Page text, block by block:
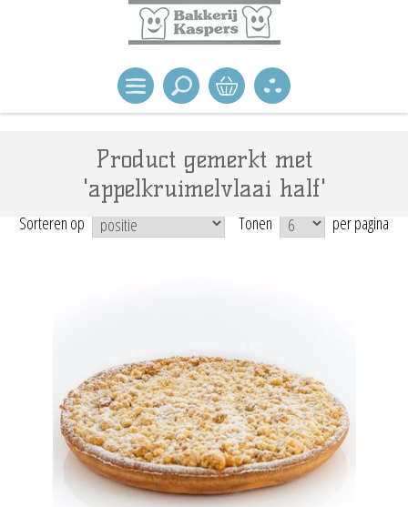
Product gemerkt met
'appelkruimelvlaai half'
Sorteren op Tonen per pagina